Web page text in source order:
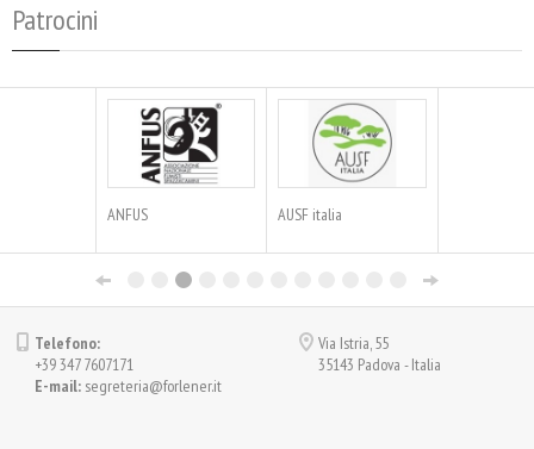
Patrocini
AUSF italia
Telefono:
+39 347 7607171
E-mail: segreteria@forlener.it
Via Istria, 55
35143 Padova - Italia